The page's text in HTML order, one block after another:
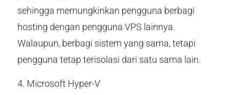
sehingga memungkinkan pengguna berbagi
hosting dengan pengguna VPS lainnya.
Walaupun, berbagi sistem yang sama, tetapi
pengguna tetap terisolasi dari satu sama lain.
4. Microsoft Hyper-V